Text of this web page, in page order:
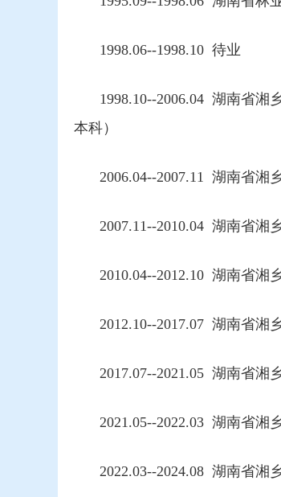
1998.06--1998.10 待业
1998.10--2006.04 湖南省湘
本科）
2006.04--2007.11 湖南省湘
2007.11--2010.04 湖南省湘
2010.04--2012.10 湖南省湘
2012.10--2017.07 湖南省湘
2017.07--2021.05 湖南省湘
2021.05--2022.03 湖南省湘
2022.03--2024.08 湖南省湘